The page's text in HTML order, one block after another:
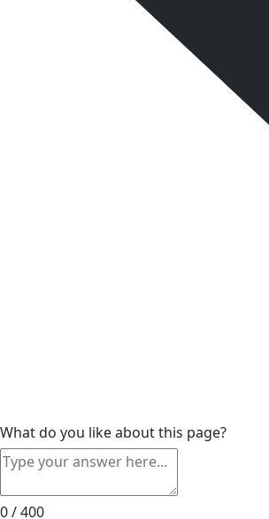
What do you like about this page?
0 / 400